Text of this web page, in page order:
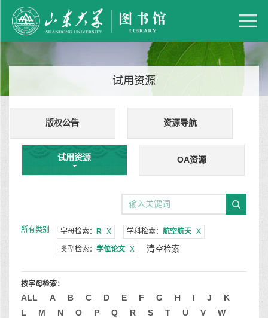
试用资源
版权公告 资源导航
试用资源 OA资源
所有类别 字母检索： R X 学科检索： 航空航天 X
类型检索： 学位论文 X 清空检索
按字母检索：
ALL A B C D E F G H I J
K
L
M N O P Q R S T U V
W